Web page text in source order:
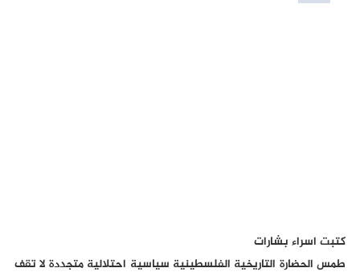
كتبت اسراء بشارات
طمس الحضارة التاريخية الفلسطينية سياسية احتلالية متجددة لا تقف